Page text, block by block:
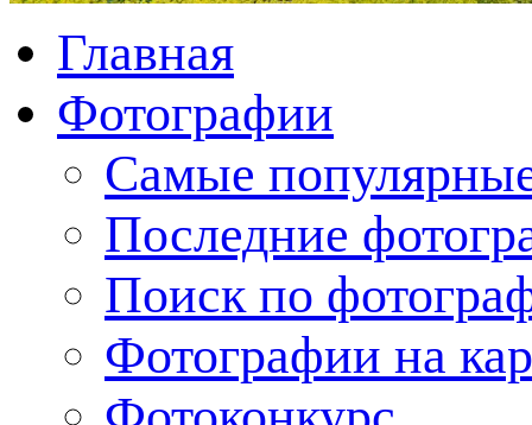
Главная
Фотографии
Cамые
Последние
Поиск по
Фотографии на